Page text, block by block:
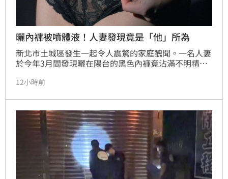
曬內褲被噴體液！人妻發現竟是「他」所為
新北市土城區發生一起令人震驚的家庭醜聞。一名人妻
於今年3月間發現曬在陽台的黑色內褲竟沾滿不明精
夫祖父所為。該名老翁趁家中無人之際，將孫媳婦內褲
堪受辱，憤而報警提告性騷擾及毀損。新北地檢署偵結
後，已依毀損罪嫌將該名老翁提起公訴。此案凸顯家庭
內部權益與隱私遭侵犯問題，相關單位提醒，尊重身體
自主權至關重要，切勿做出違法行為造成他人身心傷
12小時前